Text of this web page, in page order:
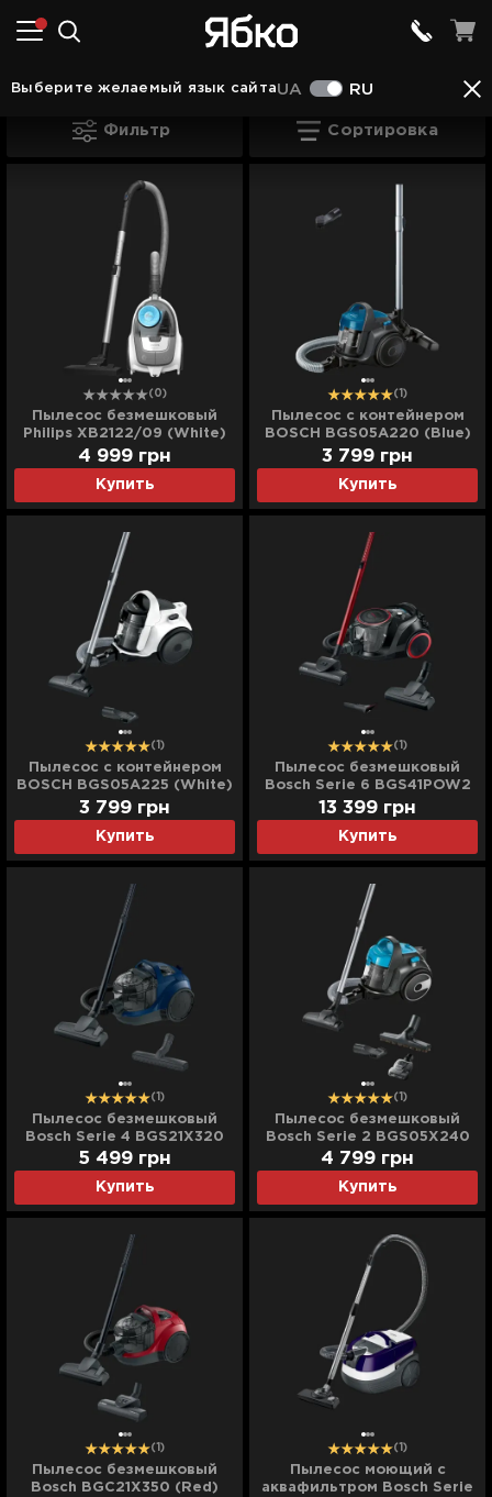
Выберите желаемый язык сайтаUA RU
Пылесосы Запорожья Пылесосы Bosch
Пылесосы Bosch Запорожья
Фильтр Сортировка
(0)
Пылесос безмешковый
Philips XB2122/09 (White)
Купить
4 999 грн
(1)
Пылесос с контейнером
BOSCH BGS05A220 (Blue)
Купить
3 799 грн
(1)
Пылесос с контейнером
BOSCH BGS05A225 (White)
Купить
3 799 грн
(1)
Пылесос безмешковый
Bosch Serie 6 BGS41POW2
(Black)
Купить
13 399 грн
(1)
Пылесос безмешковый
Bosch Serie 4 BGS21X320
(Blue)
Купить
5 499 грн
(1)
Пылесос безмешковый
Bosch Serie 2 BGS05X240
(Turquoise)
Купить
4 799 грн
(1)
Пылесос безмешковый
Bosch BGC21X350 (Red)
(1)
Пылесос моющий с
аквафильтром Bosch Serie